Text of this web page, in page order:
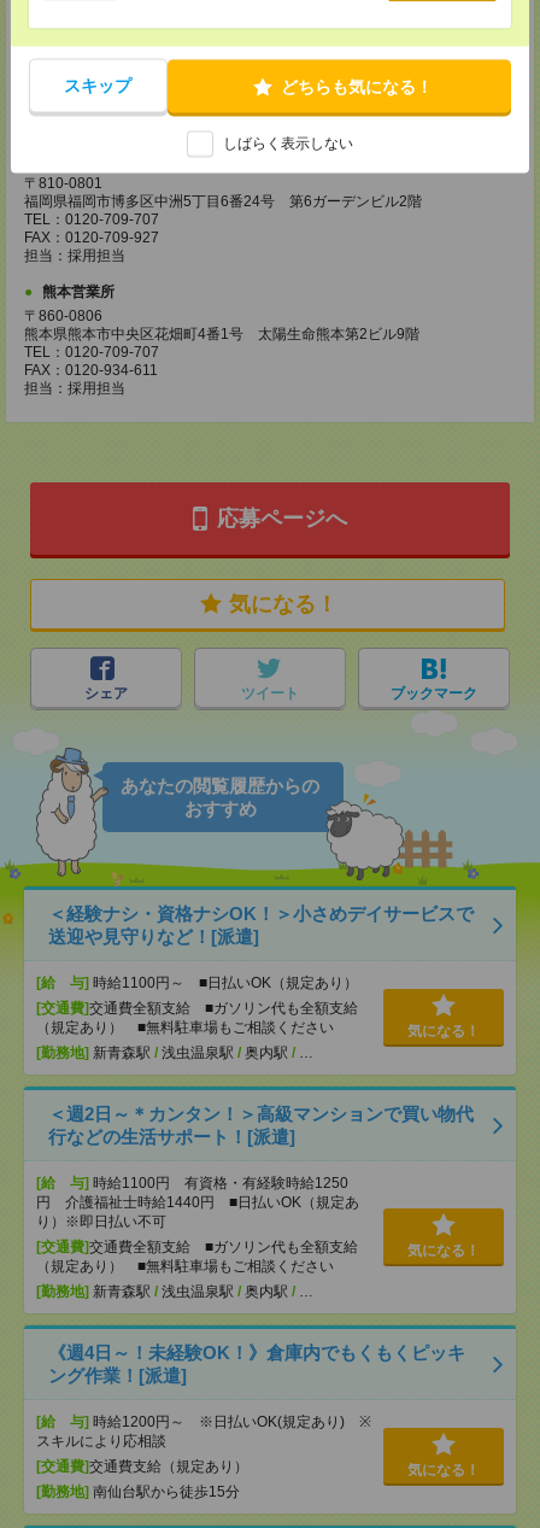
スキップ どちらも気になる！
しばらく表示しない
松山営業所
〒790-0003
愛媛県松山市三番町7丁目1番地21号 ジブラルタ生命松山ビル8階
TEL：0120-709-707
〒810-0801
福岡県福岡市博多区中洲5丁目6番24号 第6ガーデンビル2階
TEL：0120-709-707
FAX：0120-709-927
担当：採用担当
熊本営業所
〒860-0806
熊本県熊本市中央区花畑町4番1号 太陽生命熊本第2ビル9階
TEL：0120-709-707
FAX：0120-934-611
担当：採用担当
応募ページへ
気になる！
シェア ツイート ブックマーク
あなたの閲覧履歴からの
おすすめ
＜経験ナシ・資格ナシOK！＞小さめデイサービスで
送迎や見守りなど！[派遣]
[給 与] 時給1100円～ ■日払いOK（規定あり）
[交通費]交通費全額支給 ■ガソリン代も全額支給
（規定あり） ■無料駐車場もご相談ください
[勤務地] 新青森駅 / 浅虫温泉駅 / 奥内駅 / …
気になる！
＜週2日～＊カンタン！＞高級マンションで買い物代
行などの生活サポート！[派遣]
[給 与] 時給1100円 有資格・有経験時給1250
円 介護福祉士時給1440円 ■日払いOK（規定あ
り）※即日払い不可
[交通費]交通費全額支給 ■ガソリン代も全額支給
（規定あり） ■無料駐車場もご相談ください
[勤務地] 新青森駅 / 浅虫温泉駅 / 奥内駅 / …
気になる！
《週4日～！未経験OK！》倉庫内でもくもくピッキ
ング作業！[派遣]
[給 与] 時給1200円～ ※日払いOK(規定あり) ※
スキルにより応相談
[交通費]交通費支給（規定あり）
[勤務地] 南仙台駅から徒歩15分
気になる！